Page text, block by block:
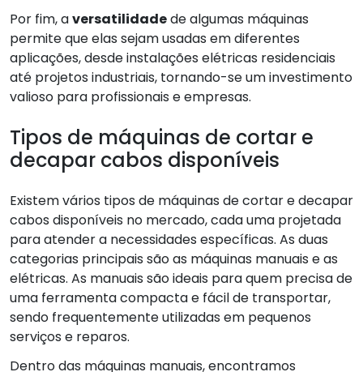
Por fim, aversatilidadede algumas máquinas
permite que elas sejam usadas em diferentes
aplicações, desde instalações elétricas residenciais
até projetos industriais, tornando-se um investimento
valioso para profissionais e empresas.
Tipos de máquinas de cortar e
decapar cabos disponíveis
Existem vários tipos de máquinas de cortar e decapar
cabos disponíveis no mercado, cada uma projetada
para atender a necessidades específicas. As duas
categorias principais são as máquinas manuais e as
elétricas. As manuais são ideais para quem precisa de
uma ferramenta compacta e fácil de transportar,
sendo frequentemente utilizadas em pequenos
serviços e reparos.
Dentro das máquinas manuais, encontramos